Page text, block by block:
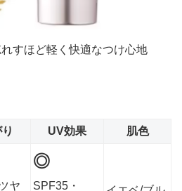
すほど軽く快適なつけ心地
UV効果 肌色
ヤ
◎
SPF35・